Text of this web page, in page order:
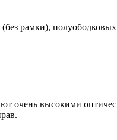
рамки),
очень высокими